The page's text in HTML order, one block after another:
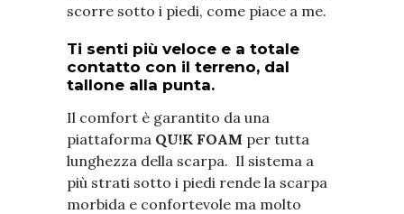
scorre sotto i piedi, come piace a me.
Ti senti più veloce e a totale
contatto con il terreno, dal
tallone alla punta.
Il comfort è garantito da una
piattaforma QU!K FOAM per tutta
lunghezza della scarpa. Il sistema a
più strati sotto i piedi rende la scarpa
morbida e confortevole ma molto